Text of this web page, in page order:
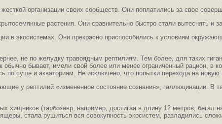
организации своих сообществ. Они поплатились за свое
растения. Они сравнительно быстро стали вытеснять и
в экосистемах. Они прекрасно приспособились к условиям
не по желудку травоядным рептилиям. Тем более, для таких
бывает, имели свой более или менее ограниченный рацион, в
по суше и акваториям. Не исключено, что попытки перехода на
у рептилий «измененное состояние сознания», галлюцинации. В
(тарбозавр, например, достигая в длину 12 метров, бегал
стала рушиться вся совокупность экосистем, разладились